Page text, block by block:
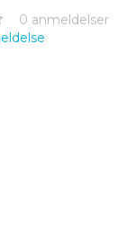
0 anmeldelser